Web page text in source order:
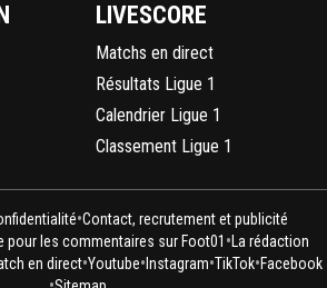
LIVESCORE
Matchs en direct
Résultats Ligue 1
Calendrier Ligue 1
Classement Ligue 1
•Contact, recrutement et publicité
pour les commentaires sur Foot01 • La rédaction
en direct•Youtube• Instagram•TikTok•Facebook